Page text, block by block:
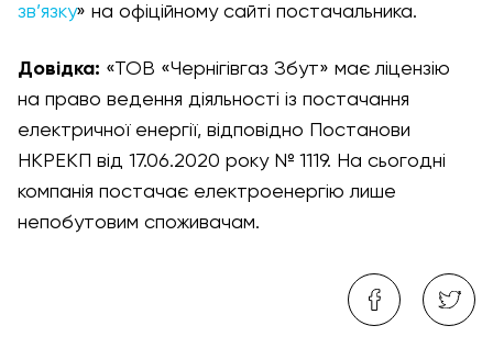
зв’язку» на офіційному сайті постачальника.
Довідка: «ТОВ «Чернігівгаз Збут» має ліцензію
на право ведення діяльності із постачання
електричної енергії, відповідно Постанови
НКРЕКП від 17.06.2020 року № 1119. На сьогодні
компанія постачає електроенергію лише
непобутовим споживачам.